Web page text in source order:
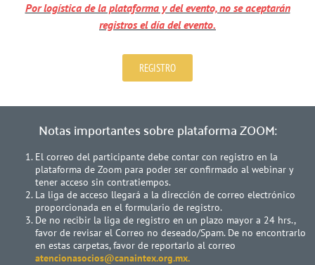
Por logística de la plataforma y del evento, no se aceptarán
registros el día del evento.
REGISTRO
Notas importantes sobre plataforma ZOOM:
El correo del participante debe contar con registro en la
plataforma de Zoom para poder ser confirmado al webinar y
tener acceso sin contratiempos.
La liga de acceso llegará a la dirección de correo electrónico
proporcionada en el formulario de registro.
De no recibir la liga de registro en un plazo mayor a 24 hrs.,
favor de revisar el Correo no deseado/Spam. De no encontrarlo
en estas carpetas, favor de reportarlo al correo
atencionasocios@canaintex.org.mx.